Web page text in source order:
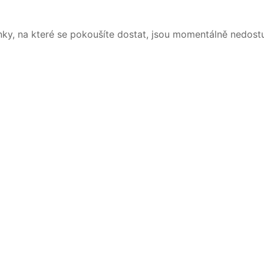
na které se pokoušíte dostat, jsou momentálně